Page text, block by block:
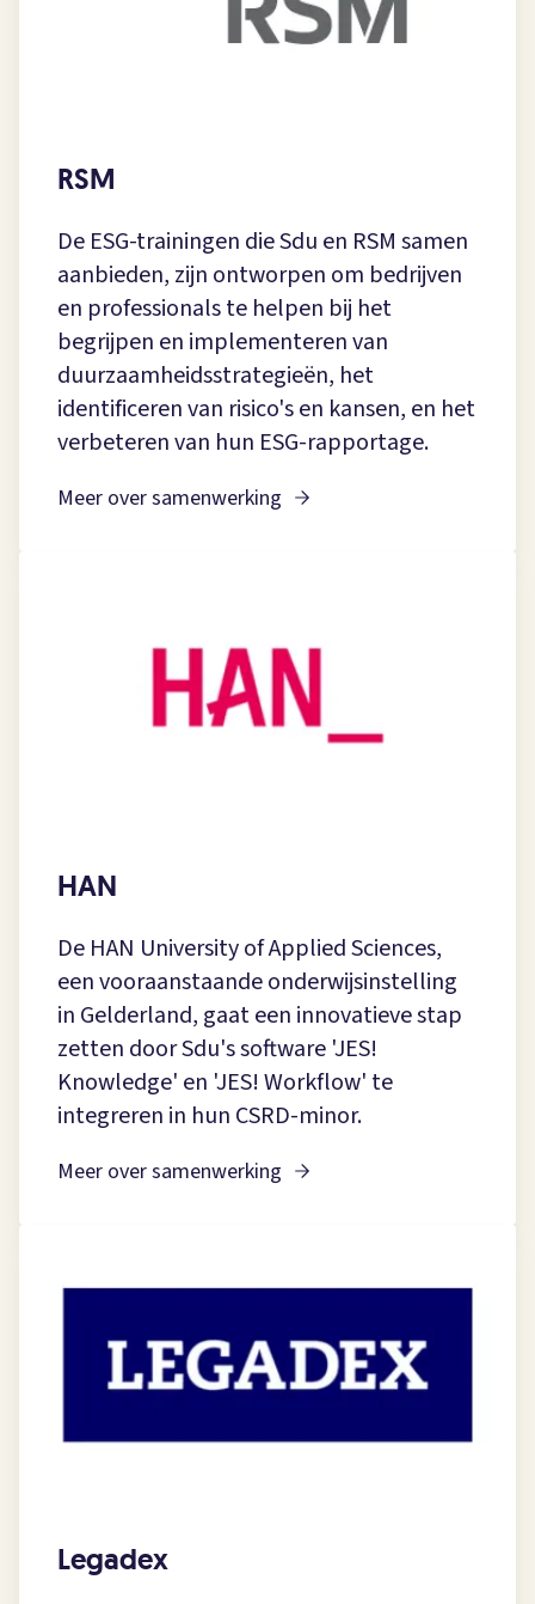
RSM
De ESG-trainingen die Sdu en RSM samen
aanbieden, zijn ontworpen om bedrijven
en professionals te helpen bij het
begrijpen en implementeren van
duurzaamheidsstrategieën, het
identificeren van risico's en kansen, en het
verbeteren van hun ESG-rapportage.
Meer over samenwerking
HAN
De HAN University of Applied Sciences,
een vooraanstaande onderwijsinstelling
in Gelderland, gaat een innovatieve stap
zetten door Sdu's software 'JES!
Knowledge' en 'JES! Workflow' te
integreren in hun CSRD-minor.
Meer over samenwerking
Legadex